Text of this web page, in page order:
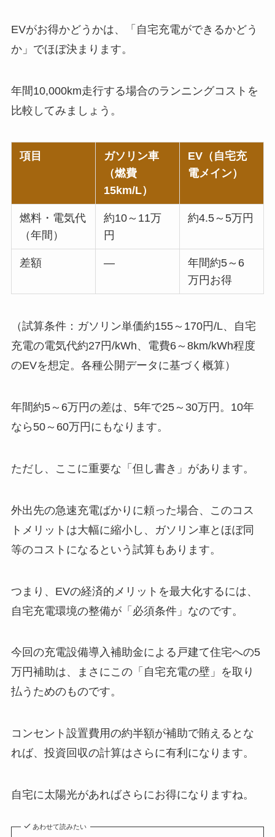
EVがお得かどうかは、「自宅充電ができるかどう
か」でほぼ決まります。
年間10,000km走行する場合のランニングコストを
比較してみましょう。
項目
ガソリン車
（燃費
15km/L）
EV（自宅充
電メイン）
燃料・電気代
（年間）
約10～11万
円
約4.5～5万円
差額 ―
年間約5～6
万円お得
（試算条件：ガソリン単価約155～170円/L、自宅
充電の電気代約27円/kWh、電費6～8km/kWh程度
のEVを想定。各種公開データに基づく概算）
年間約5～6万円の差は、5年で25～30万円。10年
なら50～60万円にもなります。
ただし、ここに重要な「但し書き」があります。
外出先の急速充電ばかりに頼った場合、このコス
トメリットは大幅に縮小し、ガソリン車とほぼ同
等のコストになるという試算もあります。
つまり、EVの経済的メリットを最大化するには、
自宅充電環境の整備が「必須条件」なのです。
今回の充電設備導入補助金による戸建て住宅への5
万円補助は、まさにこの「自宅充電の壁」を取り
払うためのものです。
コンセント設置費用の約半額が補助で賄えるとな
れば、投資回収の計算はさらに有利になります。
自宅に太陽光があればさらにお得になりますね。
あわせて読みたい